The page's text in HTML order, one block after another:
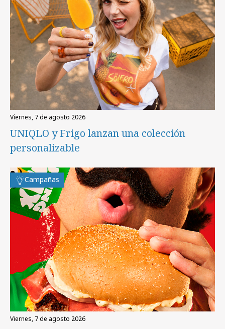
viernes, 7 de agosto 2026
UNIQLO y Frigo lanzan una colección
personalizable
Campañas
viernes, 7 de agosto 2026